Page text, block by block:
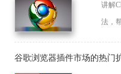
讲解
法，
谷歌浏览器插件市场的热门